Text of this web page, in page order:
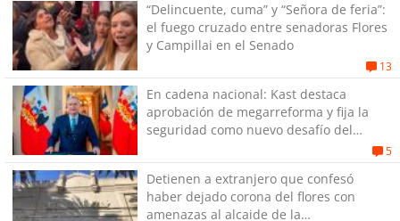
“Delincuente, cuma” y “Señora de feria”:
el fuego cruzado entre senadoras Flores
y Campillai en el Senado
13
En cadena nacional: Kast destaca
aprobación de megarreforma y fija la
seguridad como nuevo desafío del
5
Detienen a extranjero que confesó
haber dejado corona del flores con
amenazas al alcaide de la